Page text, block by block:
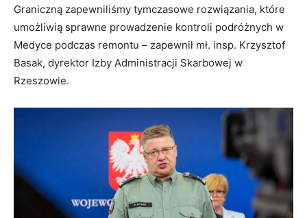
Graniczną zapewniliśmy tymczasowe rozwiązania, które
umożliwią sprawne prowadzenie kontroli podróżnych w
Medyce podczas remontu – zapewnił mł. insp. Krzysztof
Basak, dyrektor Izby Administracji Skarbowej w
Rzeszowie.